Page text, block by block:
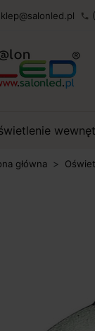
phone
główna